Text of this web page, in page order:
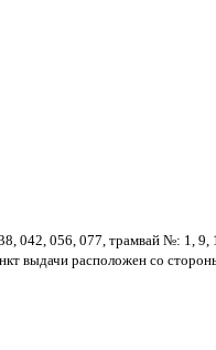
056, 077, трамвай №: 1,
выдачи расположен со